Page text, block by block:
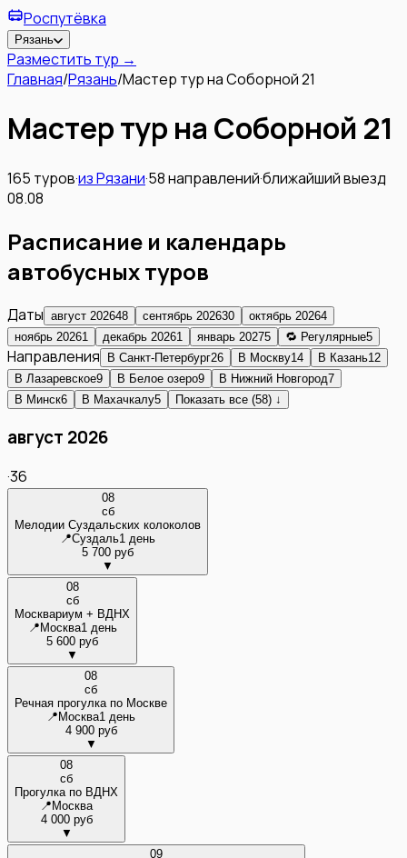
Роспутёвка
Рязань
Разместить тур →
Главная/Рязань/Мастер тур на Соборной 21
Мастер тур на Соборной 21
165 туров·изРязани·58направлений·ближайший выезд
08.08
Расписание и календарь
автобусных туров
Даты август 202648 сентябрь 202630 октябрь 20264
ноябрь 20261 декабрь 20261 январь 20275 🔁 Регулярные5
Направления В Санкт-Петербург26 В Москву14 В Казань12
В Лазаревское9 В Белое озеро9 В Нижний Новгород7
В Минск6 В Махачкалу5 Показать все (58) ↓
август 2026
·36
08
сб
Мелодии Суздальских колоколов
📍Суздаль1 день
5 700 руб
▼
08
сб
Москвариум + ВДНХ
📍 Москва1 день
5 600 руб
▼
08
сб
Речная прогулка по Москве
📍 Москва1 день
4 900 руб
▼
08
сб
Прогулка по ВДНХ
📍 Москва
4 000 руб
▼
09